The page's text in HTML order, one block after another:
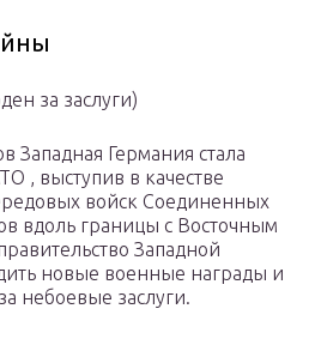
за заслуги)
Западная Германия стала
, выступив в качестве
войск Соединенных
вдоль границы с Восточным
Западной
новые военные награды и
небоевые заслуги.